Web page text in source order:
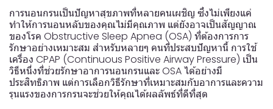
การนอนกรนเป็นปัญหาสุขภาพที่หลายคนเผชิญ ซึ่งไม่เพียงแค่
ทำให้การนอนหลับของคุณไม่มีคุณภาพ แต่ยังอาจเป็นสัญญาณ
ของโรค Obstructive Sleep Apnea (OSA) ที่ต้องการการ
รักษาอย่างเหมาะสม สำหรับหลายๆ คนที่ประสบปัญหานี้ การใช้
เครื่อง CPAP (Continuous Positive Airway Pressure) เป็น
วิธีหนึ่งที่ช่วยรักษาอาการนอนกรนและ OSA ได้อย่างมี
ประสิทธิภาพ แต่การเลือกวิธีรักษาที่เหมาะสมกับอาการและความ
รุนแรงของการกรนจะช่วยให้คุณได้ผลลัพธ์ที่ดีที่สุด